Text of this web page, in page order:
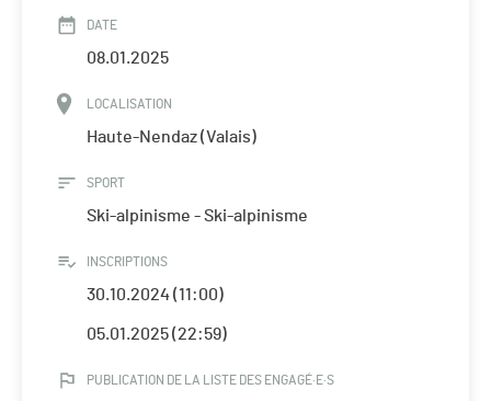
DATE
08.01.2025
LOCALISATION
Haute-Nendaz (Valais)
SPORT
Ski-alpinisme - Ski-alpinisme
INSCRIPTIONS
30.10.2024 (11:00)
05.01.2025 (22:59)
PUBLICATION DE LA LISTE DES ENGAGÉ·E·S